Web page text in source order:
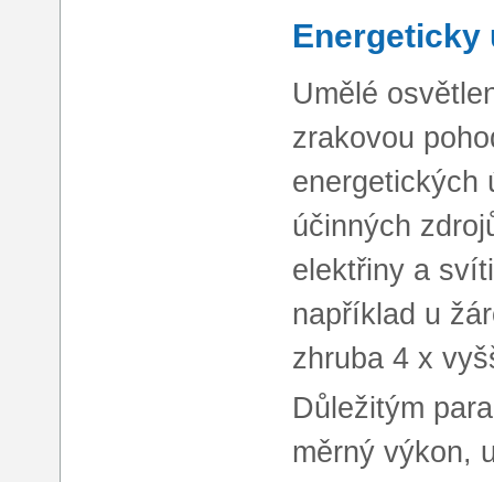
Energeticky
Umělé
zrakovou
energetických
účinných
elektřiny a
například u
zhruba 4 x
Důležitým
měrný výkon,